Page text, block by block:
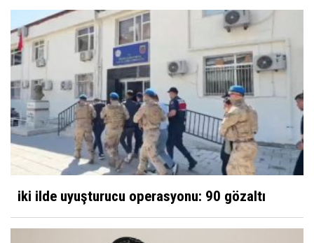
iki ilde uyuşturucu operasyonu: 90 gözaltı